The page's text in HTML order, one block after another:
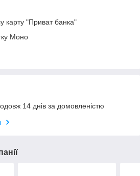
карту "Приват банка"
Моно
14 днів за домовленістю